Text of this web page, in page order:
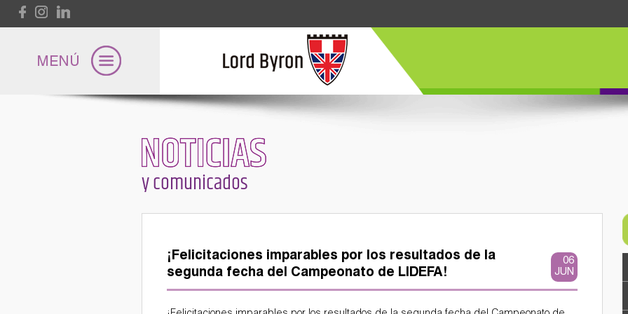
Pasar al contenido principal
NOTICIAS
y comunicados
¡Felicitaciones imparables por los resultados de la
segunda fecha del Campeonato de LIDEFA!
06
JUN